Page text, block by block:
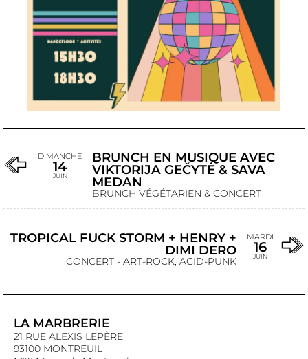
DIMANCHE
14
JUIN
BRUNCH EN MUSIQUE AVEC
VIKTORIJA GEČYTĖ & SAVA
MEDAN
BRUNCH VÉGÉTARIEN & CONCERT
TROPICAL FUCK STORM + HENRY +
DIMI DERO
CONCERT - ART-ROCK, ACID-PUNK
MARDI
16
JUIN
LA MARBRERIE
21 RUE ALEXIS LEPÈRE
93100 MONTREUIL